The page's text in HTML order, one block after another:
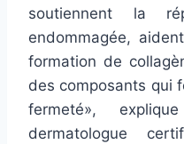
soutiennent la
endommagée,
formation de
des composants qui
fermeté»,
dermatologue